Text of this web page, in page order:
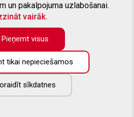
PROJEKTI
+371 26415309
info@aizsargstieni.lv
un pakalpojuma uzlabošanai.
vairāk.
Pieņemt visus
tikai nepieciešamos
sīkdatnes